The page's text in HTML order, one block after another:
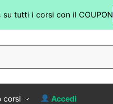
corsi Accedi
su tutti i corsi con il COUPON